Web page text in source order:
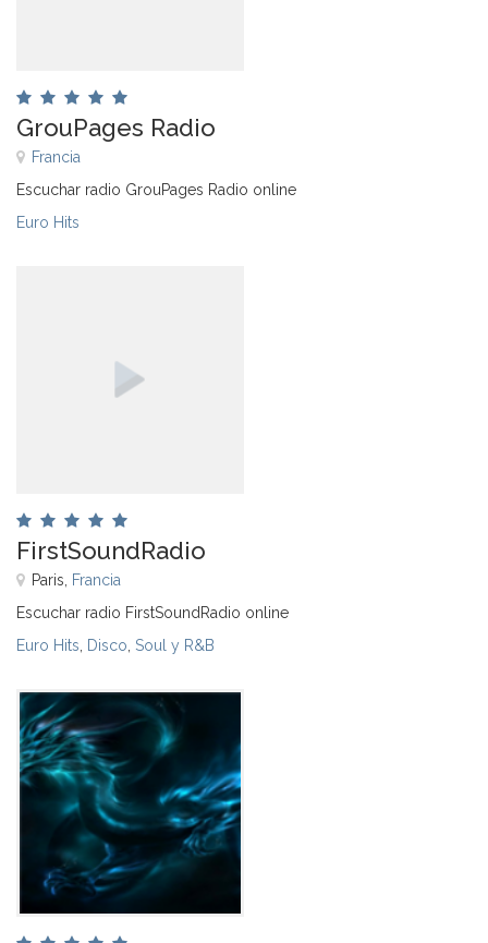
GrouPages Radio
Francia
Escuchar radio GrouPages Radio online
Euro Hits
FirstSoundRadio
Paris, Francia
Escuchar radio FirstSoundRadio online
Euro Hits Disco Soul y R&B